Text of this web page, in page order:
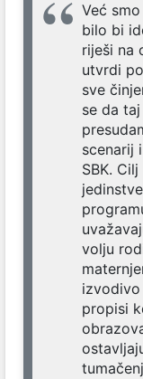
Već
bilo bi
riješi na
utvrdi
sve
se da
scenarij
SBK.
volju
izvodivo
propisi